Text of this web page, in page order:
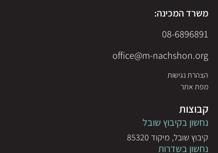
משרד המכינה:
08-6896891
office@m-nachshon.org
הצהרת נגישות
מפת אתר
קבוצות
נחשון בקיבוץ שובל
קיבוץ שובל, מיקוד 85320
נחשון בשדרות